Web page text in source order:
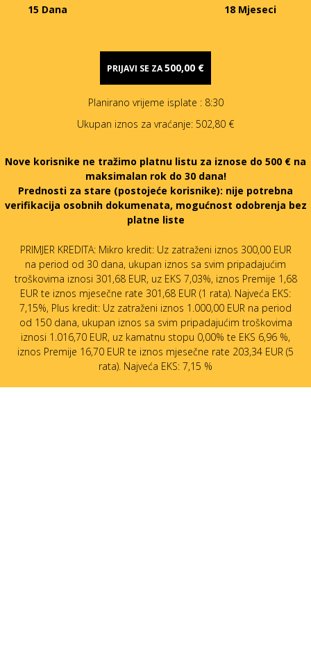
15 Dana 18 Mjeseci
PRIJAVI SE ZA500,00 €
Planirano vrijeme isplate : 8:30
Ukupan iznos za vraćanje: 502,80 €
Nove korisnike ne tražimo platnu listu za iznose do 500 € na
maksimalan rok do 30 dana!
Prednosti za stare (postojeće korisnike): nije potrebna
verifikacija osobnih dokumenata, mogućnost odobrenja bez
platne liste
PRIMJER KREDITA: Mikro kredit: Uz zatraženi iznos 300,00 EUR
na period od 30 dana, ukupan iznos sa svim pripadajućim
troškovima iznosi 301,68 EUR, uz EKS 7,03%, iznos Premije 1,68
EUR te iznos mjesečne rate 301,68 EUR (1 rata). Najveća EKS:
7,15%, Plus kredit: Uz zatraženi iznos 1.000,00 EUR na period
od 150 dana, ukupan iznos sa svim pripadajućim troškovima
iznosi 1.016,70 EUR, uz kamatnu stopu 0,00% te EKS 6,96 %,
iznos Premije 16,70 EUR te iznos mjesečne rate 203,34 EUR (5
rata). Najveća EKS: 7,15 %